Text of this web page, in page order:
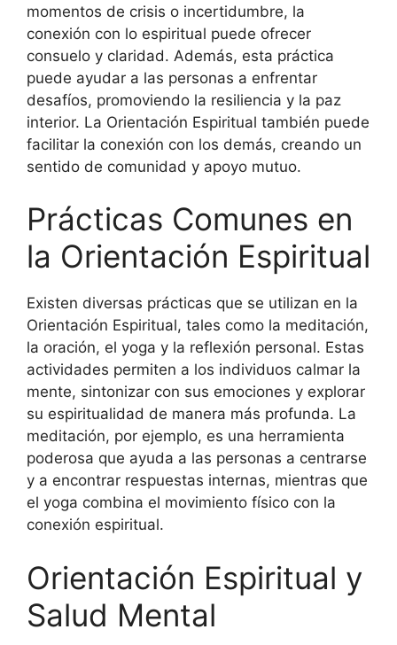
momentos de crisis o incertidumbre, la
conexión con lo espiritual puede ofrecer
consuelo y claridad. Además, esta práctica
puede ayudar a las personas a enfrentar
desafíos, promoviendo la resiliencia y la paz
interior. La Orientación Espiritual también puede
facilitar la conexión con los demás, creando un
sentido de comunidad y apoyo mutuo.
Prácticas Comunes en
la Orientación Espiritual
Existen diversas prácticas que se utilizan en la
Orientación Espiritual, tales como la meditación,
la oración, el yoga y la reflexión personal. Estas
actividades permiten a los individuos calmar la
mente, sintonizar con sus emociones y explorar
su espiritualidad de manera más profunda. La
meditación, por ejemplo, es una herramienta
poderosa que ayuda a las personas a centrarse
y a encontrar respuestas internas, mientras que
el yoga combina el movimiento físico con la
conexión espiritual.
Orientación Espiritual y
Salud Mental